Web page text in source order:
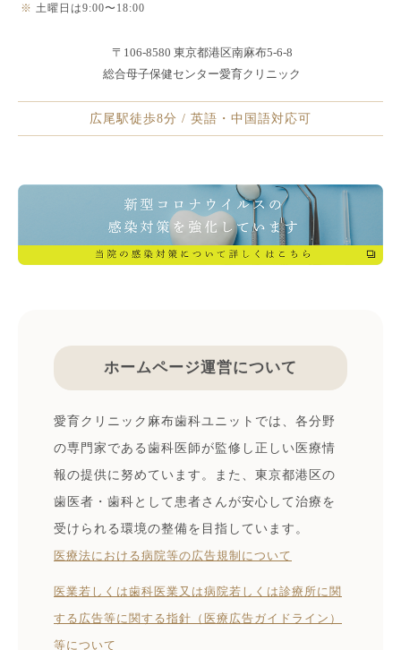
※ 土曜日は9:00〜18:00
〒106-8580 東京都港区南麻布5-6-8
総合母子保健センター愛育クリニック
広尾駅徒歩8分 / 英語・中国語対応可
ホームページ運営について
愛育クリニック麻布歯科ユニットでは、各分野
の専門家である歯科医師が監修し正しい医療情
報の提供に努めています。また、東京都港区の
歯医者・歯科として患者さんが安心して治療を
受けられる環境の整備を目指しています。
医療法における病院等の広告規制について
医業若しくは⻭科医業⼜は病院若しくは診療所に関
する広告等に関する指針（医療広告ガイドライン）
等について